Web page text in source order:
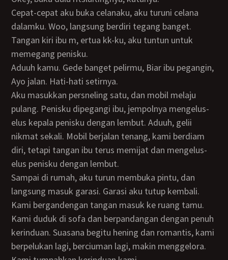
Cepat-cepat aku buka celanaku, aku turuni celana
dalamku. Woo, langsung berdiri tegang banget.
Tangan kiri ibu m, ertua kk-ku, aku tuntun untuk
memegang penisku.
Aduuh kamu. Gede banget pelirmu, Biar ibu pegangin,
Ayo jalan. Hati-hati setirnya.
Aku masukkan persneling satu, dan mobil melaju
pulang. Penisku dipegangi ibu, jempolnya mengelus-
elus kepala penisku dengan lembut. Aduuh, gelii
nikmat sekali. Mobil berjalan tenang, kami berdiam
diri, tetapi tangan ibu terus memijat dan mengelus-
elus penisku dengan lembut.
Sampai di rumah, aku turun membuka pintu, dan
langsung masuk garasi. Garasi aku tutup kembali.
Kami bergandengan tangan masuk ke ruang tamu.
Kami duduk di sofa dan berpandangan dengan penuh
kerinduan. Suasana begitu hening dan romantis, kami
berpelukan lagi, berciuman lagi, makin menggelora.